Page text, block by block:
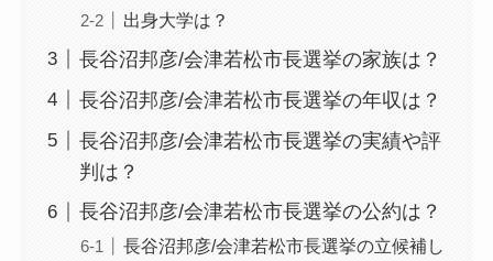
出身大学は？
長谷沼邦彦/会津若松市長選挙の家族は？
長谷沼邦彦/会津若松市長選挙の年収は？
長谷沼邦彦/会津若松市長選挙の実績や評
判は？
長谷沼邦彦/会津若松市長選挙の公約は？
長谷沼邦彦/会津若松市長選挙の立候補し